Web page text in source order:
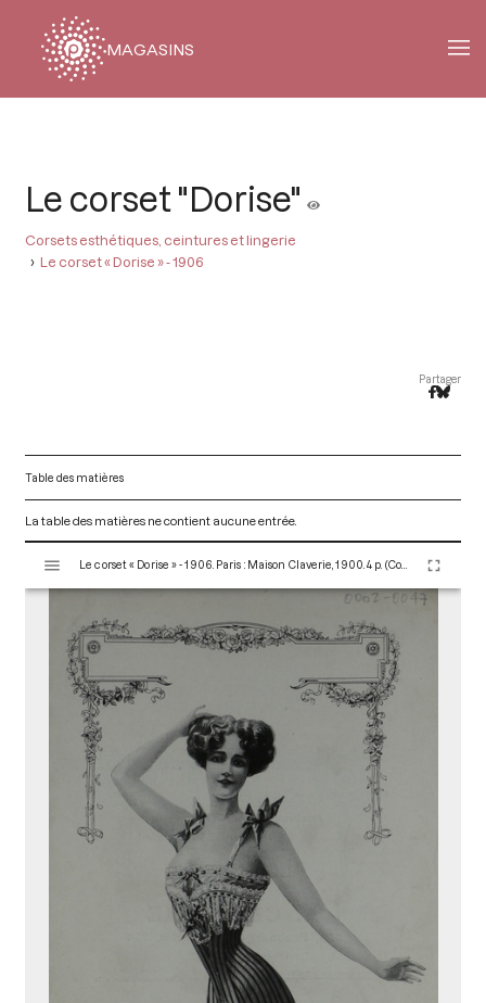
MAGASINS
Le corset "Dorise"
Corsets esthétiques, ceintures et lingerie
Le corset « Dorise » - 1906
Partager
Table des matières
La table des matières ne contient aucune entrée.
s
Le corset « Dorise » - 1906. Paris : Maison Claverie, 1900. 4 p. (Corsets esthétiques, ceintures et lingerie, 11)